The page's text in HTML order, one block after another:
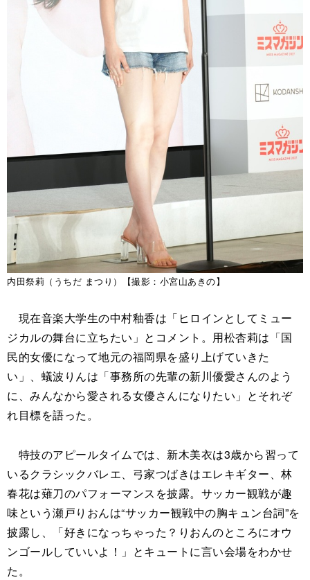
内田祭莉（うちだ まつり）【撮影：小宮山あきの】
現在音楽大学生の中村釉香は「ヒロインとしてミュー
ジカルの舞台に立ちたい」とコメント。用松杏莉は「国
民的女優になって地元の福岡県を盛り上げていきた
い」、蟻波りんは「事務所の先輩の新川優愛さんのよう
に、みんなから愛される女優さんになりたい」とそれぞ
れ目標を語った。
特技のアピールタイムでは、新木美衣は3歳から習って
いるクラシックバレエ、弓家つばきはエレキギター、林
春花は薙刀のパフォーマンスを披露。サッカー観戦が趣
味という瀬戸りおんは“サッカー観戦中の胸キュン台詞”を
披露し、「好きになっちゃった？りおんのところにオウ
ンゴールしていいよ！」とキュートに言い会場をわかせ
た。